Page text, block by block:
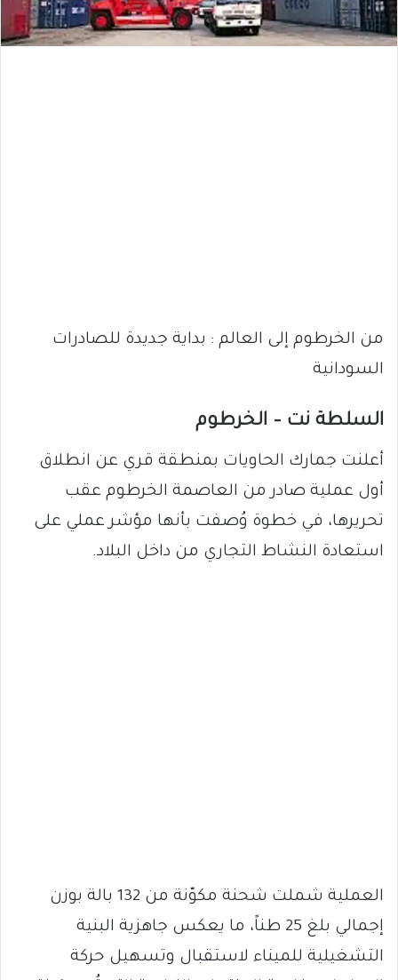
من الخرطوم إلى العالم : بداية جديدة للصادرات
السودانية
السلطة نت – الخرطوم
أعلنت جمارك الحاويات بمنطقة قري عن انطلاق
أول عملية صادر من العاصمة الخرطوم عقب
تحريرها، في خطوة وُصفت بأنها مؤشر عملي على
استعادة النشاط التجاري من داخل البلاد.
العملية شملت شحنة مكوّنة من 132 بالة بوزن
إجمالي بلغ 25 طناً، ما يعكس جاهزية البنية
التشغيلية للميناء لاستقبال وتسهيل حركة